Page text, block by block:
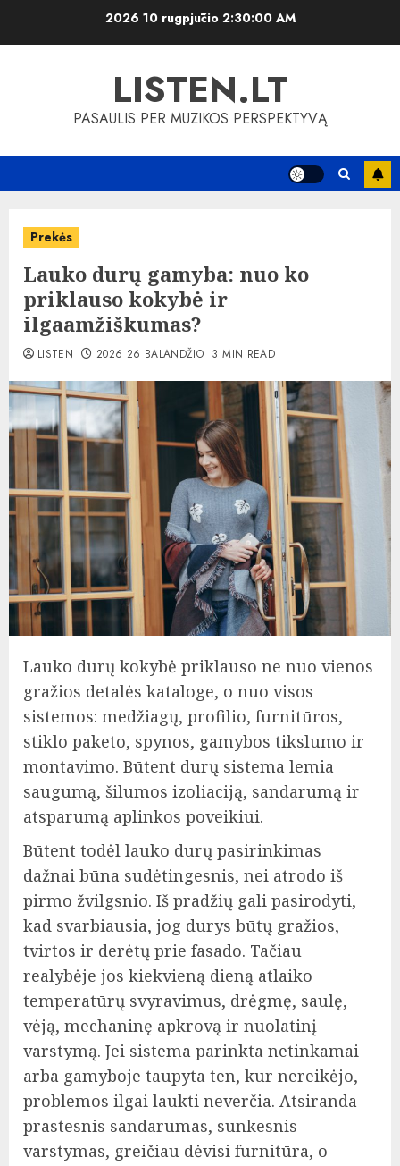
2026 10 rugpjūčio 2:30:00 AM
LISTEN.LT
PASAULIS PER MUZIKOS PERSPEKTYVĄ
Prekės
Lauko durų gamyba: nuo ko
priklauso kokybė ir
ilgaamžiškumas?
LISTEN 2026 26 BALANDŽIO 3 MIN READ
Lauko durų kokybė priklauso ne nuo vienos
gražios detalės kataloge, o nuo visos
sistemos: medžiagų, profilio, furnitūros,
stiklo paketo, spynos, gamybos tikslumo ir
montavimo. Būtent durų sistema lemia
saugumą, šilumos izoliaciją, sandarumą ir
atsparumą aplinkos poveikiui.
Būtent todėl lauko durų pasirinkimas
dažnai būna sudėtingesnis, nei atrodo iš
pirmo žvilgsnio. Iš pradžių gali pasirodyti,
kad svarbiausia, jog durys būtų gražios,
tvirtos ir derėtų prie fasado. Tačiau
realybėje jos kiekvieną dieną atlaiko
temperatūrų svyravimus, drėgmę, saulę,
vėją, mechaninę apkrovą ir nuolatinį
varstymą. Jei sistema parinkta netinkamai
arba gamyboje taupyta ten, kur nereikėjo,
problemos ilgai laukti neverčia. Atsiranda
prastesnis sandarumas, sunkesnis
varstymas, greičiau dėvisi furnitūra, o